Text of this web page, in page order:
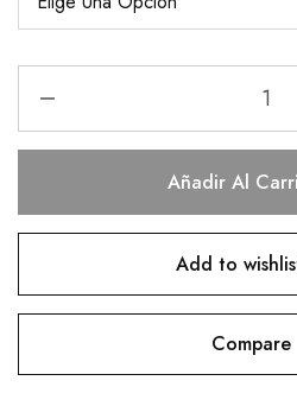
Añadir Al
Add to
Compare